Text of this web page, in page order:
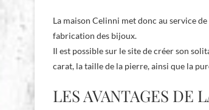
La maison Celinni met donc au service
fabrication des bijoux.
Il est possible sur le site de créer son
carat, la taille de la pierre, ainsi que la
LES AVANTAGES DE